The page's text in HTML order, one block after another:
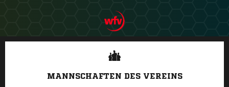
ANZEIGE
MANNSCHAFTEN DES VEREINS